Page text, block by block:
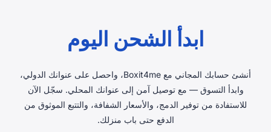
ابدأ الشحن اليوم
أنشئ حسابك المجاني مع Boxit4me، واحصل على عنوانك الدولي،
وابدأ التسوق — مع توصيل آمن إلى عنوانك المحلي. سجّل الآن
للاستفادة من توفير الدمج، والأسعار الشفافة، والتتبع الموثوق من
الدفع حتى باب منزلك.